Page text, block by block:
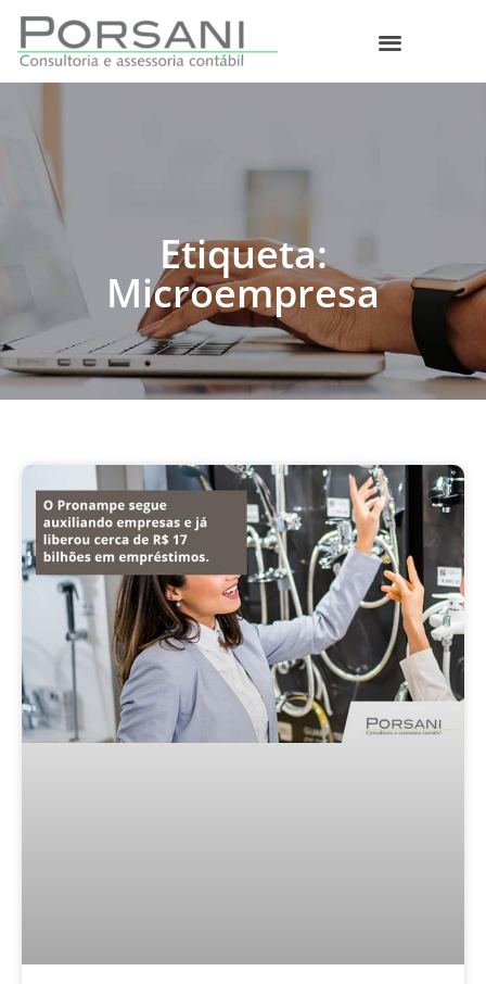
Etiqueta:
Microempresa